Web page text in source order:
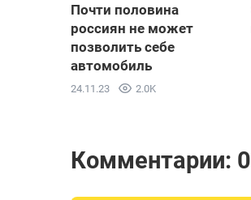
Почти половина
россиян не может
позволить себе
автомобиль
24.11.23 2.0K
Комментарии: 0